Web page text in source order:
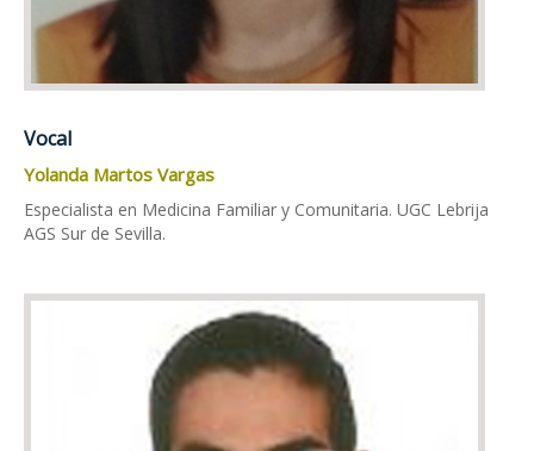
Vocal
Yolanda Martos Vargas
Especialista en Medicina Familiar y Comunitaria. UGC Lebrija
AGS Sur de Sevilla.